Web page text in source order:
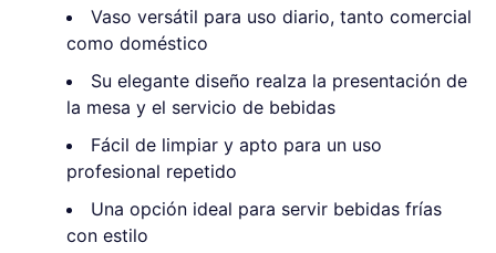
Vaso versátil para uso diario, tanto comercial
como doméstico
Su elegante diseño realza la presentación de
la mesa y el servicio de bebidas
Fácil de limpiar y apto para un uso
profesional repetido
Una opción ideal para servir bebidas frías
con estilo